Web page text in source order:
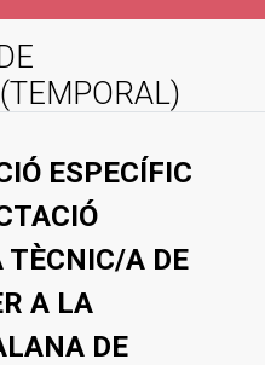
ESPECÍFIC
TÈCNIC/A DE
A LA
DE